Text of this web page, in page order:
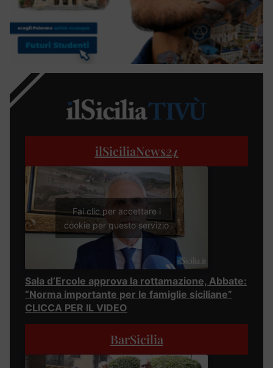
ilSiciliaNews24
Fai clic per accettare i
cookie per questo servizio
Sala d’Ercole approva la rottamazione, Abbate:
“Norma importante per le famiglie siciliane”
CLICCA PER IL VIDEO
BarSicilia